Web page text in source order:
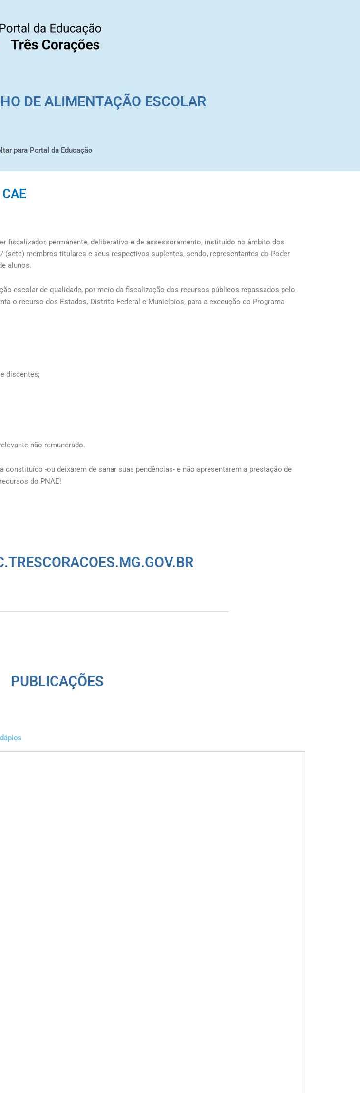
DE ALIMENTAÇÃO ESCOLAR
para Portal da Educação
fiscalizador, permanente, deliberativo e de assessoramento, instituído no âmbito dos
membros titulares e seus respectivos suplentes, sendo, representantes do Poder
alunos.
escolar de qualidade, por meio da fiscalização dos recursos públicos repassados pelo
o recurso dos Estados, Distrito Federal e Municípios, para a execução do Programa
discentes;
não remunerado.
-ou deixarem de sanar suas pendências- e não apresentarem a prestação de
do PNAE!
PUBLICAÇÕES